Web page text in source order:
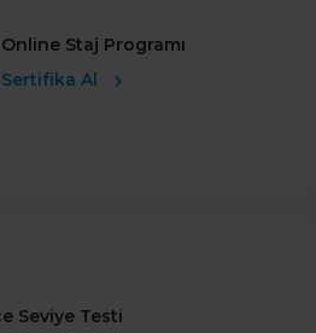
Online Staj Programı
Sertifika Al
Seviye Testi